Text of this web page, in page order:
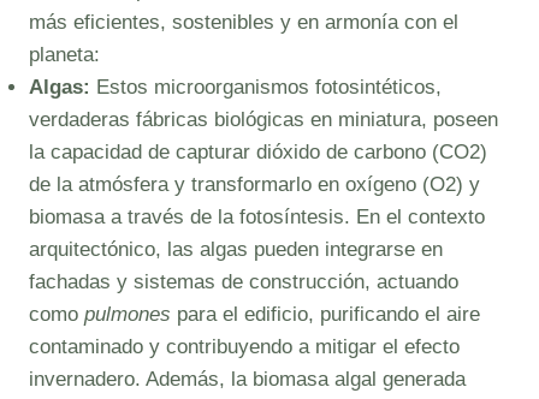
más eficientes, sostenibles y en armonía con el
planeta:
Algas: Estos microorganismos fotosintéticos,
verdaderas fábricas biológicas en miniatura, poseen
la capacidad de capturar dióxido de carbono (CO2)
de la atmósfera y transformarlo en oxígeno (O2) y
biomasa a través de la fotosíntesis. En el contexto
arquitectónico, las algas pueden integrarse en
fachadas y sistemas de construcción, actuando
como pulmones para el edificio, purificando el aire
contaminado y contribuyendo a mitigar el efecto
invernadero. Además, la biomasa algal generada